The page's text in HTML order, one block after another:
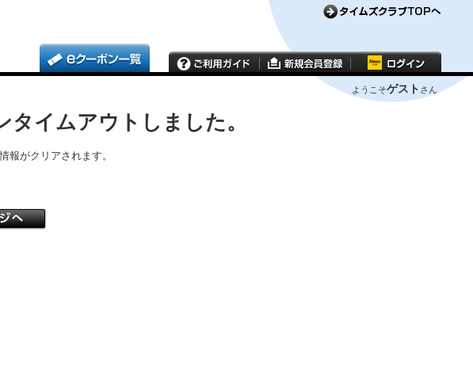
ようこそゲスト さん
イムアウトしました。
報がクリアされます。